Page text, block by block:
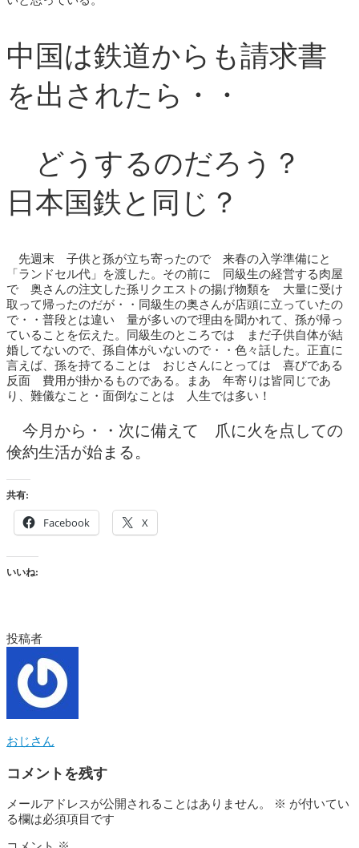
中国は鉄道からも請求書
を出されたら・・
どうするのだろう？
日本国鉄と同じ？
先週末 子供と孫が立ち寄ったので 来春の入学準備にと
「ランドセル代」を渡した。その前に 同級生の経営する肉屋
で 奥さんの注文した孫リクエストの揚げ物類を 大量に受け
取って帰ったのだが・・同級生の奥さんが店頭に立っていたの
で・・普段とは違い 量が多いので理由を聞かれて、孫が帰っ
ていることを伝えた。同級生のところでは まだ子供自体が結
婚してないので、孫自体がいないので・・色々話した。正直に
言えば、孫を持てることは おじさんにとっては 喜びである
反面 費用が掛かるものである。まあ 年寄りは皆同じであ
り、難儀なこと・面倒なことは 人生では多い！
今月から・・次に備えて 爪に火を点しての
倹約生活が始まる。
共有:
Facebook X
いいね:
投稿者
おじさん
コメントを残す
メールアドレスが公開されることはありません。 ※ が付いてい
る欄は必須項目です